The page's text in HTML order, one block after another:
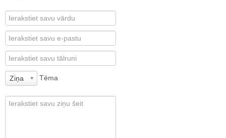
Ziņa Tēma